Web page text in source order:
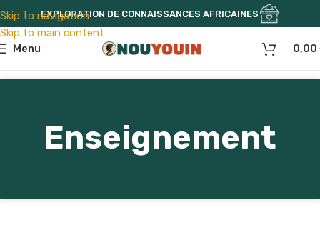
Skip to navigation
Skip to main content
EXPLORATION DE CONNAISSANCES AFRICAINES
Menu 0,00
Enseignement